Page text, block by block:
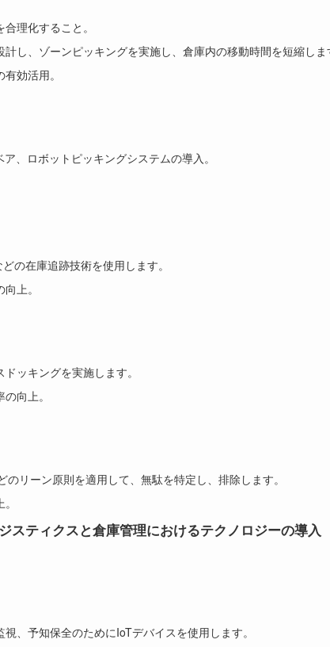
理化すること。
し、ゾーンピッキングを実施し、倉庫内の移動時間を短縮しま
効活用。
、ロボットピッキングシステムの導入。
の在庫追跡技術を使用します。
上。
ッキングを実施します。
向上。
リーン原則を適用して、無駄を特定し、排除します。
スティクスと倉庫管理におけるテクノロジーの導入
、予知保全のためにIoTデバイスを使用します。